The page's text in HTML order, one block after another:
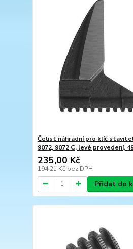
Čelist náhradní pro klíč
9072, 9072 C, levé provedení,
235,00 Kč
194,21 Kč bez DPH
Přidat do